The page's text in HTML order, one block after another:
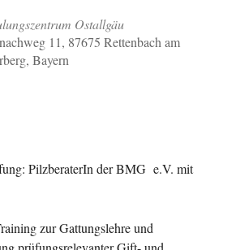
Ostallgäu
11, 87675 Rettenbach am
Bayern
PilzberaterIn der BMG e.V. mit
zur Gattungslehre und